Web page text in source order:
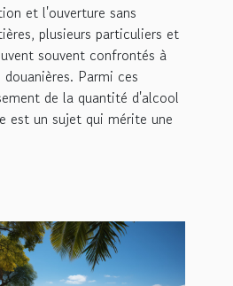
et l'ouverture sans
plusieurs particuliers et
souvent confrontés à
Parmi ces
de la quantité d'alcool
est un sujet qui mérite une